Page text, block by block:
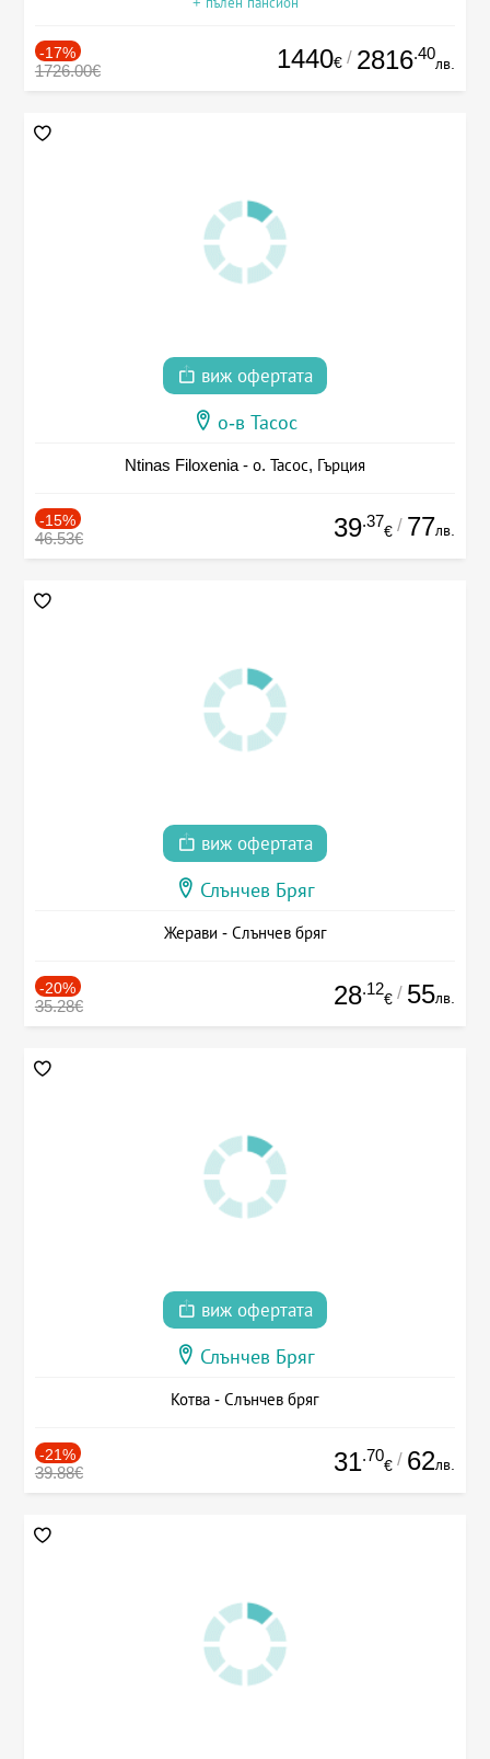
-17%
1726.00€ 1440€ / 2816.40
лв.
виж офертата
о-в Тасос
Ntinas Filoxenia - о. Тасос, Гърция
-15%
46.53€ 39.37
€ / 77лв.
виж офертата
Слънчев Бряг
Жерави - Слънчев бряг
-20%
35.28€ 28.12
€ / 55лв.
виж офертата
Слънчев Бряг
Котва - Слънчев бряг
-21%
39.88€ 31.70
€ / 62лв.